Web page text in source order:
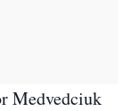
Medvedciuk